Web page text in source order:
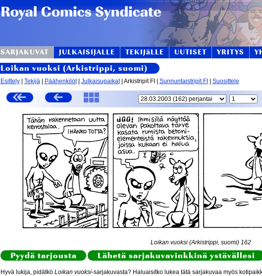
SARJAKUVAT
JULKAISIJALLE TEKIJäLLE UUTISET YRITYS
Loikan vuoksi (Arkistrippi, suomi)
Esittely| Tekijä| Päähenkilöt| Julkaisupaikat| Arkistripit FI | Sunnuntaistripit FI Suosittele
Loikan vuoksi (Arkistrippi, suomi) 162
Pyydä tarjousta Lähetä sarjakuvavinkkinä ystävällesi
Hyvä lukija, pidätkö Loikan vuoksi-sarjakuvasta? Haluaisitko lukea tätä sarjakuvaa myös